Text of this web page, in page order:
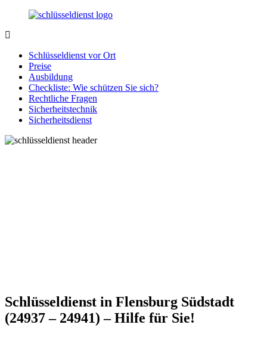
Zurück
Inhalt
Notlage
wird
gelöst!
Schlüsseldienst vor Ort
Preise
Ausbildung
Checkliste: Wie schützen Sie sich?
Rechtliche Fragen
Sicherheitstechnik
Sicherheitsdienst
Schlüsseldienst in Flensburg Südstadt
(24937 – 24941) – Hilfe für Sie!